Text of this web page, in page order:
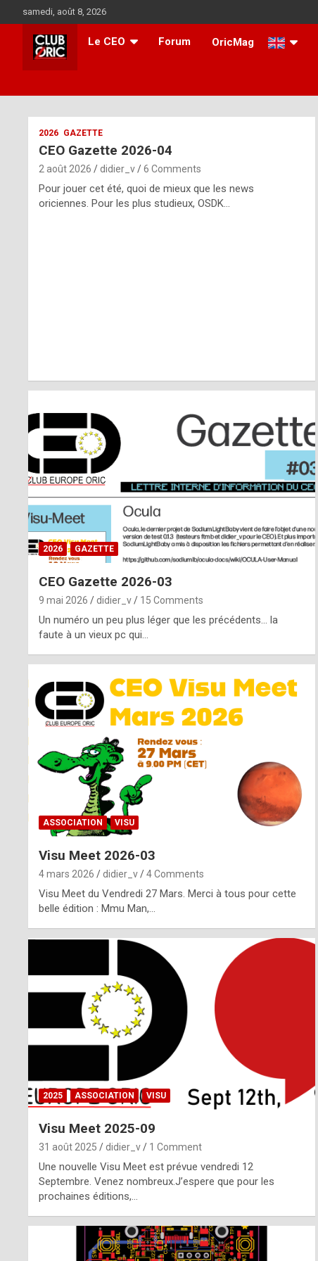
to
content
samedi, août 8, 2026
Le CEO Forum OricMag
ff
m
2026 GAZETTE
CEO Gazette 2026-04
2 août 2026 didier_v 6 Comments
Pour jouer cet été, quoi de mieux que les news
oriciennes. Pour les plus studieux, OSDK…
2026 GAZETTE
CEO Gazette 2026-03
9 mai 2026 didier_v 15 Comments
Un numéro un peu plus léger que les précédents… la
faute à un vieux pc qui…
ASSOCIATION VISU
Visu Meet 2026-03
4 mars 2026 didier_v 4 Comments
Visu Meet du Vendredi 27 Mars. Merci à tous pour cette
belle édition : Mmu Man,…
2025 ASSOCIATION VISU
Visu Meet 2025-09
31 août 2025 didier_v 1 Comment
Une nouvelle Visu Meet est prévue vendredi 12
Septembre. Venez nombreux.J’espere que pour les
prochaines éditions,…